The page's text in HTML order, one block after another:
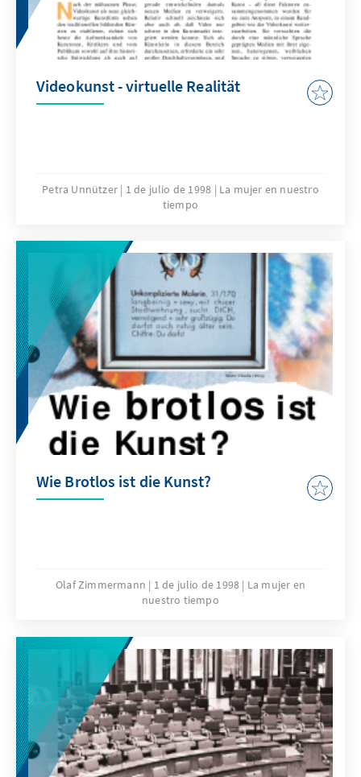
Videokunst - virtuelle Realität
Petra Unnützer 1 de julio de 1998
La mujer en nuestro
tiempo
Wie Brotlos ist die Kunst?
Olaf Zimmermann 1 de julio de 1998
La mujer en
nuestro tiempo